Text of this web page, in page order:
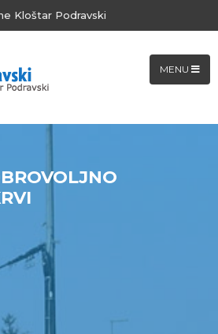
Kloštar Podravski
MENU